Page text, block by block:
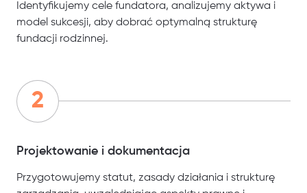
Identyfikujemy cele fundatora, analizujemy aktywa i
model sukcesji, aby dobrać optymalną strukturę
fundacji rodzinnej.
Projektowanie i dokumentacja
Przygotowujemy statut, zasady działania i strukturę